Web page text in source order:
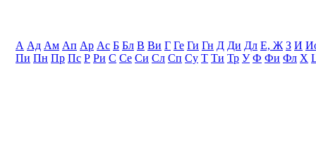
А Ад Ам Ап Ар Ас Б Бл В Ви Г Ге Ги Гн Д Ди Дл Е, Ж З И
Пи Пн Пр Пс Р Ри С Се Си Сл Сп Су Т Ти Тр У Ф Фи Фл Х